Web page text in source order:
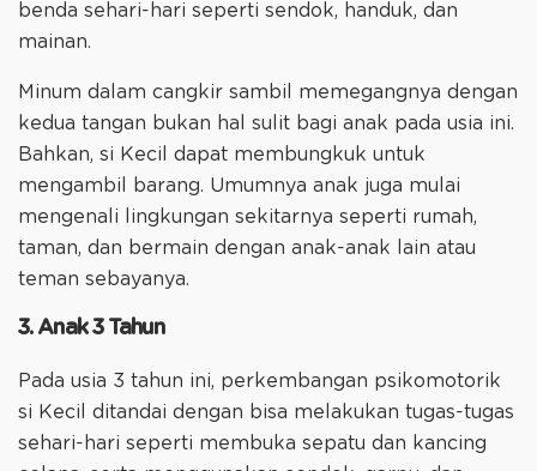
benda sehari-hari seperti sendok, handuk, dan
mainan.
Minum dalam cangkir sambil memegangnya dengan
kedua tangan bukan hal sulit bagi anak pada usia ini.
Bahkan, si Kecil dapat membungkuk untuk
mengambil barang. Umumnya anak juga mulai
mengenali lingkungan sekitarnya seperti rumah,
taman, dan bermain dengan anak-anak lain atau
teman sebayanya.
3. Anak 3 Tahun
Pada usia 3 tahun ini, perkembangan psikomotorik
si Kecil ditandai dengan bisa melakukan tugas-tugas
sehari-hari seperti membuka sepatu dan kancing